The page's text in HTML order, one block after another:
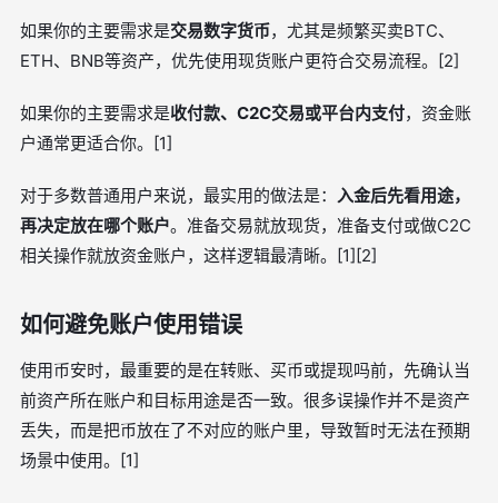
如果你的主要需求是交易数字货币，尤其是频繁买卖BTC、
ETH、BNB等资产，优先使用现货账户更符合交易流程。[2]
如果你的主要需求是收付款、C2C交易或平台内支付，资金账
户通常更适合你。[1]
对于多数普通用户来说，最实用的做法是： 入金后先看用途，
再决定放在哪个账户。准备交易就放现货，准备支付或做C2C
相关操作就放资金账户，这样逻辑最清晰。[1][2]
如何避免账户使用错误
使用币安时，最重要的是在转账、买币或提现吗前，先确认当
前资产所在账户和目标用途是否一致。很多误操作并不是资产
丢失，而是把币放在了不对应的账户里，导致暂时无法在预期
场景中使用。[1]